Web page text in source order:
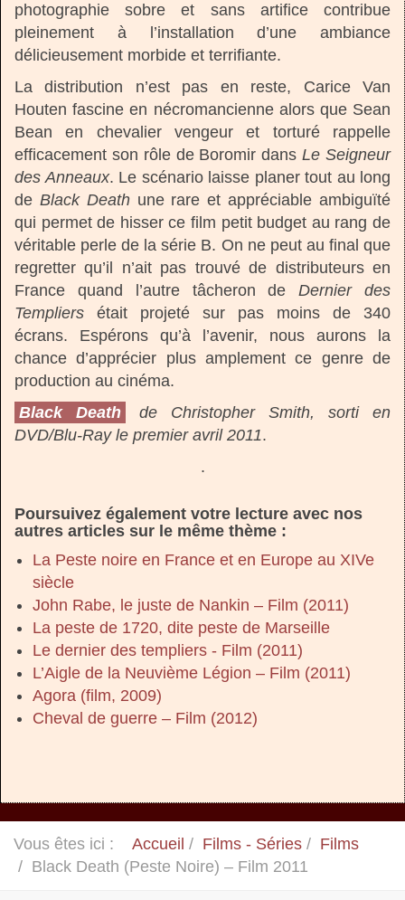
photographie sobre et sans artifice contribue
pleinement à l’installation d’une ambiance
délicieusement morbide et terrifiante.
La distribution n’est pas en reste, Carice Van
Houten fascine en nécromancienne alors que Sean
Bean en chevalier vengeur et torturé rappelle
efficacement son rôle de Boromir dansLe Seigneur
des Anneaux. Le scénario laisse planer tout au long
de Black Deathune rare et appréciable ambiguïté
qui permet de hisser ce film petit budget au rang de
véritable perle de la série B. On ne peut au final que
regretter qu’il n’ait pas trouvé de distributeurs en
France quand l’autre tâcheron deDernier des
Templiers était projeté sur pas moins de 340
écrans. Espérons qu’à l’avenir, nous aurons la
chance d’apprécier plus amplement ce genre de
production au cinéma.
Black Death
de Christopher Smith, sorti en
DVD/Blu-Ray le premier avril 2011.
.
Poursuivez également votre lecture avec nos
autres articles sur le même thème :
La Peste noire en France et en Europe au XIVe
siècle
John Rabe, le juste de Nankin – Film (2011)
La peste de 1720, dite peste de Marseille
Le dernier des templiers - Film (2011)
L’Aigle de la Neuvième Légion – Film (2011)
Agora (film, 2009)
Cheval de guerre – Film (2012)
Vous êtes ici : Accueil Films - Séries
Films
Black Death (Peste Noire) – Film 2011